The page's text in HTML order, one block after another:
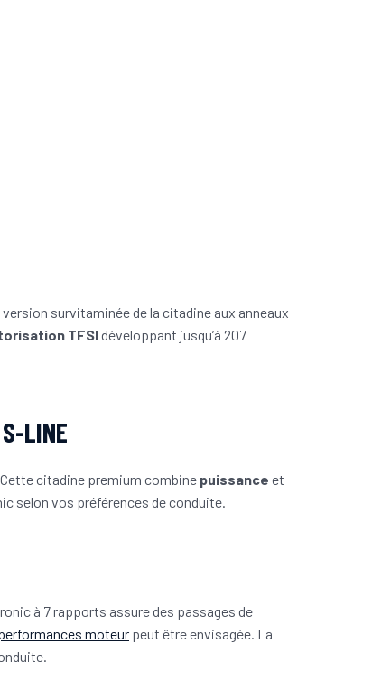
survitaminée de la citadine aux anneaux
TFSIdéveloppant jusqu’à 207
LINE
citadine premium combine puissance et
selon vos préférences de conduite.
à 7 rapports assure des passages de
moteur peut être envisagée. La